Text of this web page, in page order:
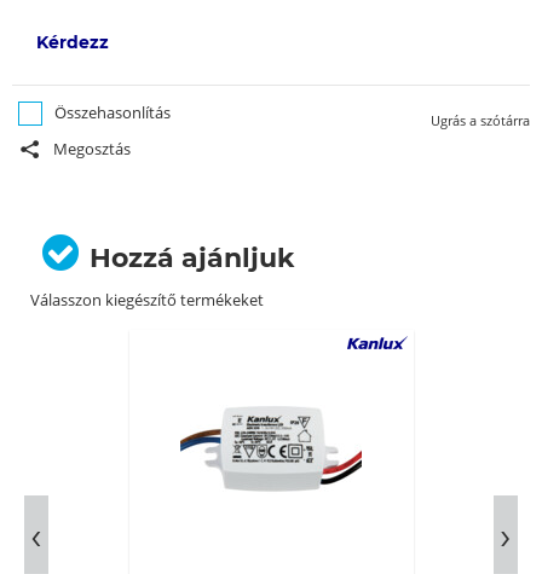
Kérdezz
Összehasonlítás
Megosztás
Ugrás a szótárra
Hozzá ajánljuk
Válasszon kiegészítő termékeket